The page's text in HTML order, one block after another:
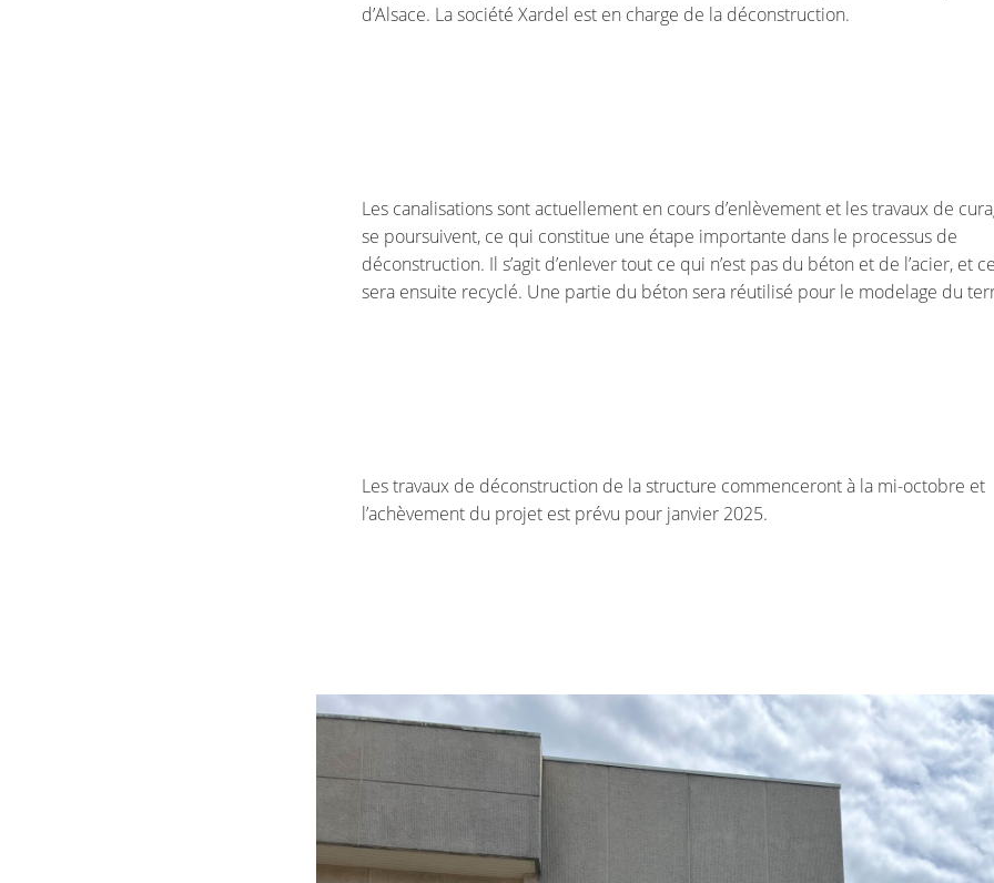
d’Alsace. La société Xardel est en charge de la déconstruction.
Les canalisations sont actuellement en cours d’enlèvement et les travaux de
se poursuivent, ce qui constitue une étape importante dans le processus de
déconstruction. Il s’agit d’enlever tout ce qui n’est pas du béton et de l’acier, et
sera ensuite recyclé. Une partie du béton sera réutilisé pour le modelage du
Les travaux de déconstruction de la structure commenceront à la mi-octobre et
l’achèvement du projet est prévu pour janvier 2025.